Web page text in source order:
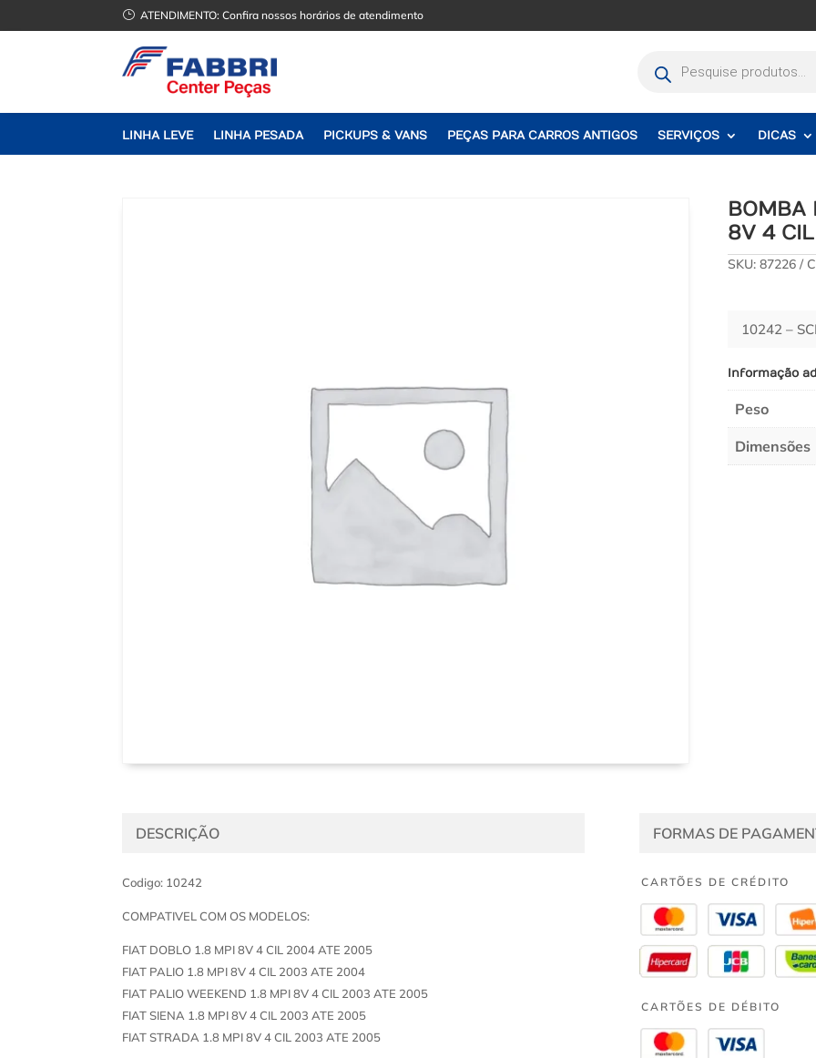
} ATENDIMENTO:Confira nossos horários de atendimento
produtos
LINHA LEVE LINHA PESADA PICKUPS & VANS PEÇAS PARA CARROS ANTIGOS SERVIÇOS DICAS
BOMBA
8V 4
SKU: 87226
10242 –
Informação
Peso
Dimensões
DESCRIÇÃO
Codigo: 10242
COMPATIVEL COM OS MODELOS:
FIAT DOBLO 1.8 MPI 8V 4 CIL 2004 ATE 2005
FIAT PALIO 1.8 MPI 8V 4 CIL 2003 ATE 2004
FIAT PALIO WEEKEND 1.8 MPI 8V 4 CIL 2003 ATE 2005
FIAT SIENA 1.8 MPI 8V 4 CIL 2003 ATE 2005
FIAT STRADA 1.8 MPI 8V 4 CIL 2003 ATE 2005
FORMAS DE
CARTÕES DE CRÉDITO
CARTÕES DE DÉBITO